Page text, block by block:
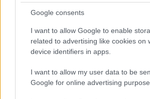
Google consents
I want to allow Google to enable
related to advertising like cookies on
device identifiers in apps.
I want to allow my user data to be
Google for online advertising